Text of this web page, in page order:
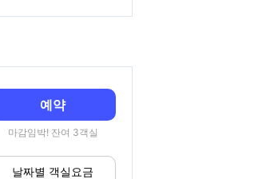
예약
마감임박! 잔여 3객실
날짜별 객실요금